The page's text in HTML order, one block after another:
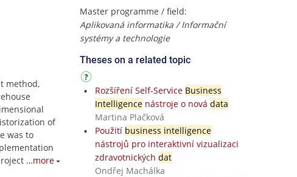
method,
of
was to
…more
Master programme / field:
Aplikovaná informatika / Informační
systémy a technologie
Theses on a related topic
Rozšíření Self-Service Business
Intelligencenástroje o nová data
Martina Plačková
Použití business intelligence
nástrojů pro interaktivní vizualizaci
zdravotnických dat
Ondřej Machálka